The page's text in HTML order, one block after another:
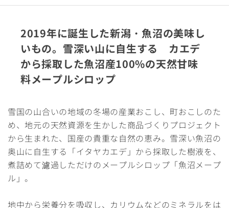
2019年に誕生した新潟・魚沼の美味し
いもの。雪深い山に自生する カエデ
から採取した魚沼産100%の天然甘味
料メープルシロップ
雪国の山合いの地域の冬場の産業おこし、町おこしのた
め、地元の天然資源を生かした商品づくりプロジェクト
から生まれた、国産の貴重な自然の恵み。雪深い魚沼の
奥山に自生する「イタヤカエデ」から採取した樹液を、
煮詰めて濾過しただけのメープルシロップ「魚沼メープ
ル」。
地中から栄養分を吸収し、カリウムなどのミネラルをは